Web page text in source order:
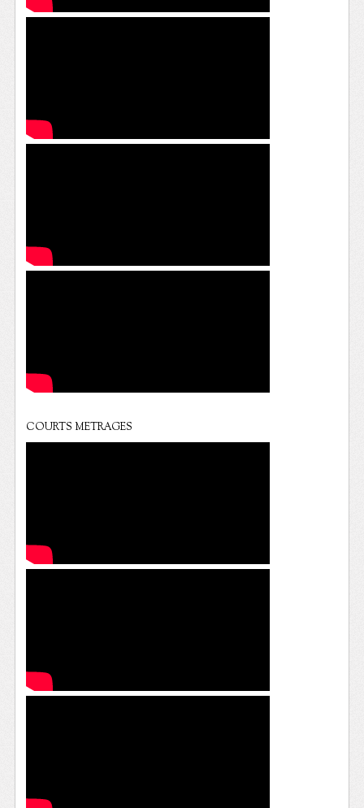
COURTS METRAGES